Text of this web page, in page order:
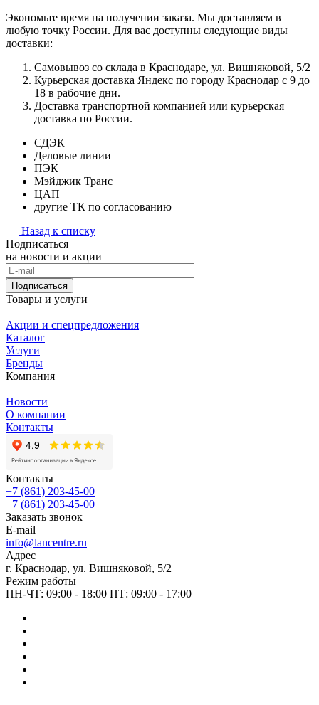
Экономьте время на получении заказа. Мы доставляем в
любую точку России. Для вас доступны следующие виды
доставки:
Самовывоз со склада в Краснодаре, ул. Вишняковой, 5/2
Курьерская доставка Яндекс по городу Краснодар с 9 до
18 в рабочие дни.
Доставка транспортной компанией или курьерская
доставка по России.
СДЭК
Деловые линии
ПЭК
Мэйджик Транс
ЦАП
другие ТК по согласованию
Назад к списку
Подписаться
на новости и акции
Подписаться
Товары и услуги
Акции и спецпредложения
Каталог
Услуги
Бренды
Компания
Новости
О компании
Контакты
Контакты
+7 (861) 203-45-00
+7 (861) 203-45-00
Заказать звонок
E-mail
info@lancentre.ru
Адрес
г. Краснодар, ул. Вишняковой, 5/2
Режим работы
ПН-ЧТ: 09:00 - 18:00 ПТ: 09:00 - 17:00